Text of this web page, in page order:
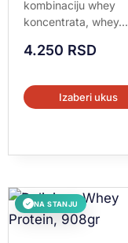
kombinaciju whey
koncentrata, whey...
4.250 RSD
Izaberi ukus
✓ NA STANJU